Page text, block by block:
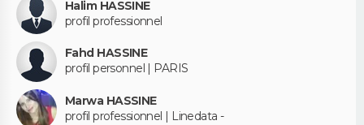
Halim HASSINE
profil professionnel
Fahd HASSINE
profil personnel | PARIS
Marwa HASSINE
profil professionnel | Linedata -